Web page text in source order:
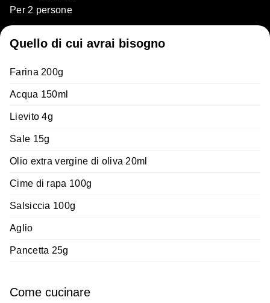
Per 2 persone
Quello di cui avrai bisogno
Farina 200g
Acqua 150ml
Lievito 4g
Sale 15g
Olio extra vergine di oliva 20ml
Cime di rapa 100g
Salsiccia 100g
Aglio
Pancetta 25g
Come cucinare